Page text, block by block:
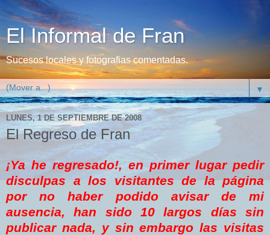
El Informal de Fran
Sucesos locales y fotografias comentadas.
▼
LUNES, 1 DE SEPTIEMBRE DE 2008
El Regreso de Fran
¡Ya he regresado!, en primer lugar pedir
disculpas a los visitantes de la página
por no haber podido avisar de mi
ausencia, han sido 10 largos días sin
publicar nada, y sin embargo las visitas